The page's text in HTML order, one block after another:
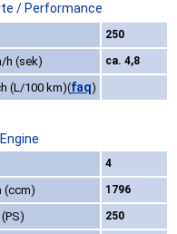
/ Performance
250
h (sek)
ca. 4,8
(L/100 km)(faq)
4
(ccm)
1796
250